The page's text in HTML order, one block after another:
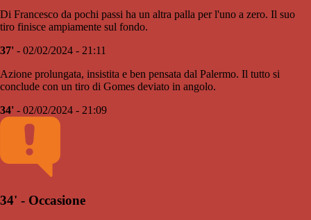
Di Francesco da pochi passi ha un altra palla per l'uno a zero. Il suo
tiro finisce ampiamente sul fondo.
37' - 02/02/2024 - 21:11
Azione prolungata, insistita e ben pensata dal Palermo. Il tutto si
conclude con un tiro di Gomes deviato in angolo.
34' - 02/02/2024 - 21:09
34' - Occasione